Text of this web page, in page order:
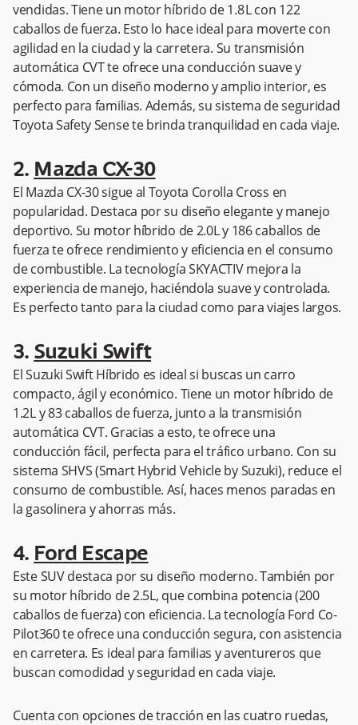
vendidas. Tiene un motor híbrido de 1.8 L con 122
caballos de fuerza. Esto lo hace ideal para moverte con
agilidad en la ciudad y la carretera. Su transmisión
automática CVT te ofrece una conducción suave y
cómoda. Con un diseño moderno y amplio interior, es
perfecto para familias. Además, su sistema de seguridad
Toyota Safety Sense te brinda tranquilidad en cada viaje.
2. Mazda CX-30
El Mazda CX-30 sigue al Toyota Corolla Cross en
popularidad. Destaca por su diseño elegante y manejo
deportivo. Su motor híbrido de 2.0L y 186 caballos de
fuerza te ofrece rendimiento y eficiencia en el consumo
de combustible. La tecnología SKYACTIV mejora la
experiencia de manejo, haciéndola suave y controlada.
Es perfecto tanto para la ciudad como para viajes largos.
3. Suzuki Swift
El Suzuki Swift Híbrido es ideal si buscas un carro
compacto, ágil y económico. Tiene un motor híbrido de
1.2L y 83 caballos de fuerza, junto a la transmisión
automática CVT. Gracias a esto, te ofrece una
conducción fácil, perfecta para el tráfico urbano. Con su
sistema SHVS (Smart Hybrid Vehicle by Suzuki), reduce el
consumo de combustible. Así, haces menos paradas en
la gasolinera y ahorras más.
4. Ford Escape
Este SUV destaca por su diseño moderno. También por
su motor híbrido de 2.5L, que combina potencia (200
caballos de fuerza) con eficiencia. La tecnología Ford Co-
Pilot360 te ofrece una conducción segura, con asistencia
en carretera. Es ideal para familias y aventureros que
buscan comodidad y seguridad en cada viaje.
Cuenta con opciones de tracción en las cuatro ruedas,